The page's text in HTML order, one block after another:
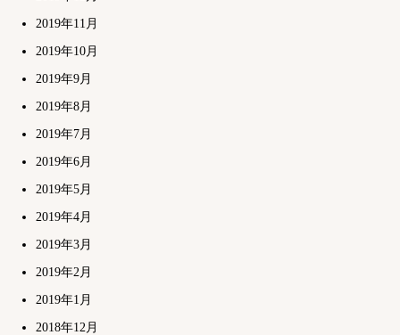
2019年11月
2019年10月
2019年9月
2019年8月
2019年7月
2019年6月
2019年5月
2019年4月
2019年3月
2019年2月
2019年1月
2018年12月